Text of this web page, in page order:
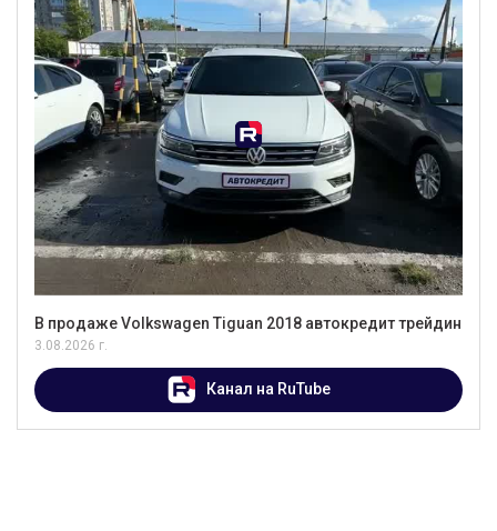
В продаже Volkswagen Tiguan 2018 автокредит трейдин
3.08.2026 г.
Канал на RuTube